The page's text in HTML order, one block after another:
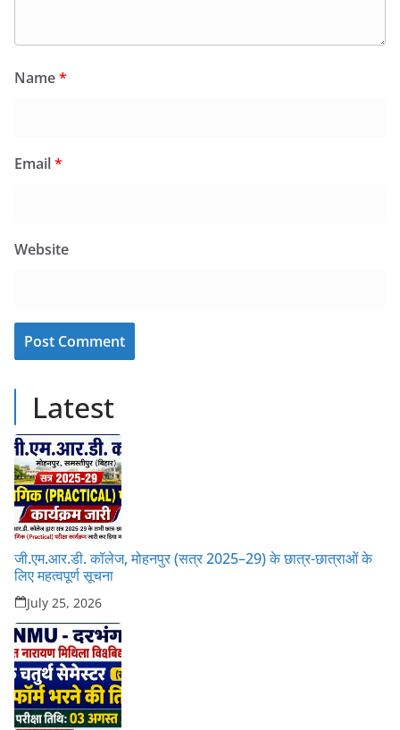
Name*
Email*
Website
Latest
जी.एम.आर.डी. कॉलेज, मोहनपुर (सत्र 2025–29) के छात्र-छात्राओं के
लिए महत्वपूर्ण सूचना
July 25, 2026